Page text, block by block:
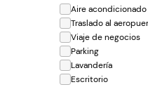
Aire acondicionado
Traslado al
Viaje de negocios
Parking
Lavandería
Escritorio